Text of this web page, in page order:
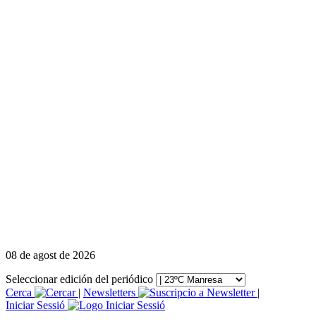
08 de agost de 2026
Seleccionar edición del periódico
Cerca
| Newsletters
|
Iniciar Sessió